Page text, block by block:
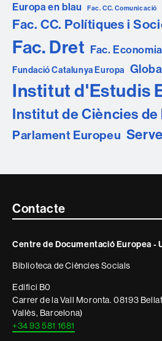
Europa en blau Fac. CC. Comunicació
Fac. CC. Polítiques i
Fac. Dret Fac.
Fundació Catalunya Europa
Institut d'Estudis
Institut de Ciències
Parlament Europeu
Contacte
informació
legal
Contacte
Centre de Documentació Europea -
Biblioteca de Ciències Socials
Edifici B0
Carrer de la Vall Moronta. 08193
Vallès, Barcelona)
+34 93 581 1681